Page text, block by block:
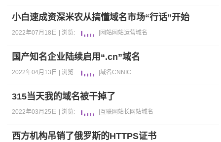
小白速成资深米农从搞懂域名市场“行话”开始
2022年07月18日 | 浏览: 网站网站运营域名
国产知名企业陆续启用“.cn”域名
2022年04月13日 | 浏览: |域名CNNIC
315当天我的域名被干掉了
2022年03月25日 | 浏览: 互联网站长网站域名
西方机构吊销了俄罗斯的HTTPS证书